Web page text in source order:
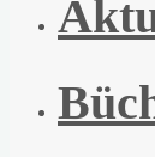
nach: